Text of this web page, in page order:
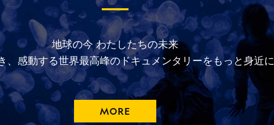
地球の今わたしたちの未来
、 感動する世界最高峰のドキュメンタリーをもっと身近に
MORE